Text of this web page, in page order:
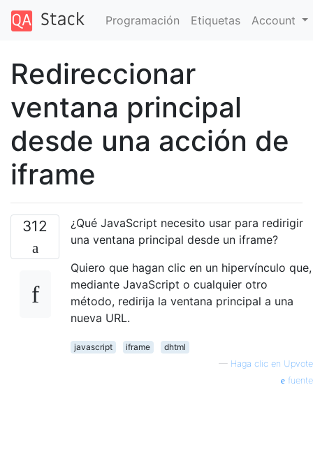
Programación Etiquetas Account
Redireccionar
ventana principal
desde una acción de
iframe
312
¿Qué JavaScript necesito usar para redirigir
una ventana principal desde un iframe?
Quiero que hagan clic en un hipervínculo que,
mediante JavaScript o cualquier otro
método, redirija la ventana principal a una
nueva URL.
javascript iframe
dhtml
— Haga clic en Upvote
fuente